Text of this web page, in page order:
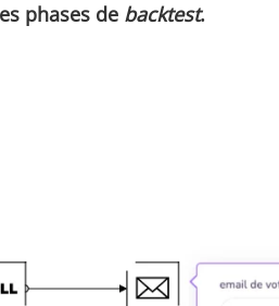
phases de backtest.